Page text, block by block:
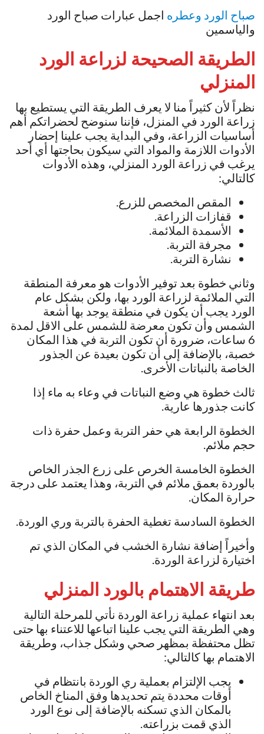
صباح الورد وعطره اجمل عبارات صباح الورد
والياسمين
الطريقة الصحيحة لزراعة الورد
المنزلي
نظراً لأن كثيراً منا لا يعرف الطريقة التي يستطيع بها
زراعة الورد في المنزل، فإننا سنوضح لحضراتكم أهم
أساسيات الزراعة، وفي البداية يجب علينا إحضار
الأدوات اللازمة والمواد التي سيكون بحاجتها أي أحد
يرغب في زراعة الورد المنزلي، وهذه الأدوات
كالتالي:
المقص المخصص للزرع.
قفازات الزراعة.
الأسمدة الملائمة.
مجرفة التربة.
نشارة التربة.
وثاني خطوة بعد توفير الأدوات هو معرفة المنطقة
التي الملائمة لزراعة الورد بها، ولكن بشكل عام
الورد يجب أن يكون في منطقة يوجد بها أشعة
الشمس وأن تكون معرضة للشمس على الاقل لمدة
6 ساعات، ضرورة أن تكون التربة في هذا المكان
خصبة، بالإضافة إلى أن تكون بعيدة عن الجذور
الخاصة بالنباتات الأخرى.
ثالث خطوة هي وضع النباتات في وعاء به ماء إذا
كانت جذورها عارية.
الخطوة الرابعة هي حفر التربة وعمل حفرة ذات
حجم ملائم.
الخطوة الخامسة الخرص على زرع الجذر الخاص
بالوردة بعمق ملائم في التربة، وهذا يعتمد على درجة
حرارة المكان.
الخطوة السادسة تغطية الحفرة بالتربة وري الوردة.
وأخيراً إضافة نشارة الخشب في المكان الذي تم
اختيارة لزراعة الوردة.
طريقة الاهتمام بالورد المنزلي
بعد انتهاء عملية زراعة الوردة نأتي للمرحلة التالية
وهي الطريقة التي يجب علينا اتباعها للاعتناء بها حتى
تظل محتفظة بمظهر صحي وشكل جذاب، وطريقة
الاهتمام بها كالتالي:
يجب الإلتزام بعملية ري الوردة بانتظام في
أوقات محددة يتم تحديدها وفق المناخ الخاص
بالمكان الذي تسكنه بالإضافة إلى نوع الورد
الذي قمت بزراعته.